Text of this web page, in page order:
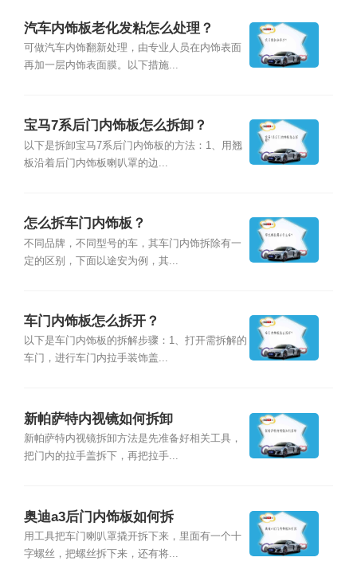
汽车内饰板老化发粘怎么处理？
可做汽车内饰翻新处理，由专业人员在内饰表面
再加一层内饰表面膜。以下措施...
宝马7系后门内饰板怎么拆卸？
以下是拆卸宝马7系后门内饰板的方法：1、用翘
板沿着后门内饰板喇叭罩的边...
怎么拆车门内饰板？
不同品牌，不同型号的车，其车门内饰拆除有一
定的区别，下面以途安为例，其...
车门内饰板怎么拆开？
以下是车门内饰板的拆解步骤：1、打开需拆解的
车门，进行车门内拉手装饰盖...
新帕萨特内视镜如何拆卸
新帕萨特内视镜拆卸方法是先准备好相关工具，
把门内的拉手盖拆下，再把拉手...
奥迪a3后门内饰板如何拆
用工具把车门喇叭罩撬开拆下来，里面有一个十
字螺丝，把螺丝拆下来，还有将...